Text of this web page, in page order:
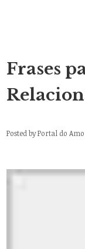
Frases
Posted byPortal do